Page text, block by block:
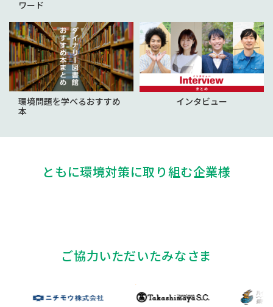
ワード
環境問題を学べるおすすめ
本
インタビュー
ともに環境対策に取り組む企業様
ご協力いただいたみなさま